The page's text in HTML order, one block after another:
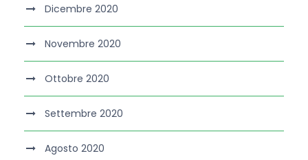
Dicembre 2020
Novembre 2020
Ottobre 2020
Settembre 2020
Agosto 2020